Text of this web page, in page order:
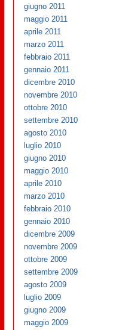
giugno 2011
maggio 2011
aprile 2011
marzo 2011
febbraio 2011
gennaio 2011
dicembre 2010
novembre 2010
ottobre 2010
settembre 2010
agosto 2010
luglio 2010
giugno 2010
maggio 2010
aprile 2010
marzo 2010
febbraio 2010
gennaio 2010
dicembre 2009
novembre 2009
ottobre 2009
settembre 2009
agosto 2009
luglio 2009
giugno 2009
maggio 2009